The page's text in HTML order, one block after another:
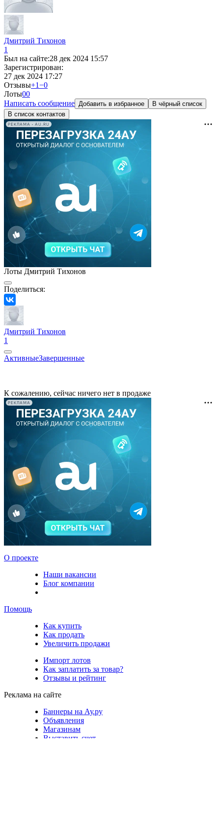
Дмитрий Тихонов
1
Был на сайте:28 дек 2024 15:57
Зарегистрирован:
27 дек 2024 17:27
Отзывы+1−0
Лоты00
Написать сообщение Добавить в избранное
В чёрный список
В список контактов
РЕКЛАМА • AU.RU
Лоты Дмитрий Тихонов
Поделиться:
Дмитрий Тихонов
1
АктивныеЗавершенные
К сожалению, сейчас ничего нет в продаже
РЕКЛАМА
О проекте
Наши вакансии
Блог компании
Помощь
Как купить
Как продать
Увеличить продажи
Импорт лотов
Как заплатить за товар?
Отзывы и рейтинг
Реклама на сайте
Баннеры на Ау.ру
Объявления
Магазинам
Выставить счет